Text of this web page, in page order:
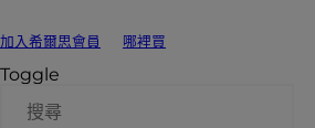
加入希爾思會員 哪裡買
Toggle